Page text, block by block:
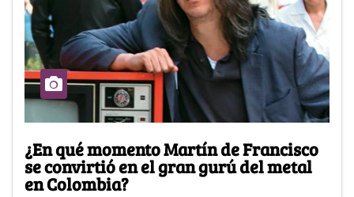
¿En qué momento Martín de Francisco
se convirtió en el gran gurú del metal
en Colombia?